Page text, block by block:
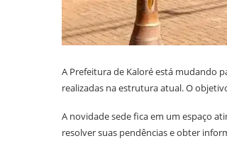
A Prefeitura de Kaloré está mudando
realizadas na estrutura atual. O
A novidade sede fica em um espaço
resolver suas pendências e obter